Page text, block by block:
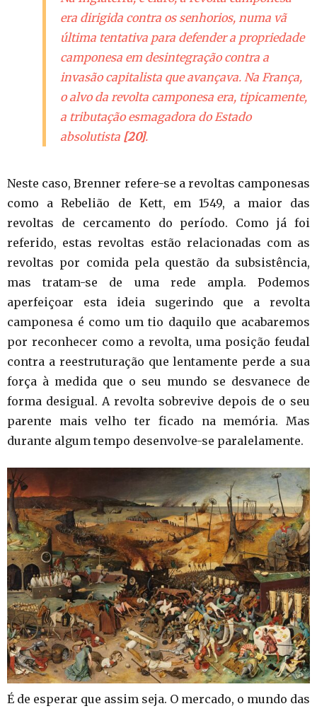
era dirigida contra os senhorios, numa vã
última tentativa para defender a propriedade
camponesa em desintegração contra a
invasão capitalista que avançava. Na França,
o alvo da revolta camponesa era, tipicamente,
a tributação esmagadora do Estado
absolutista [20].
Neste caso, Brenner refere-se a revoltas camponesas
como a Rebelião de Kett, em 1549, a maior das
revoltas de cercamento do período. Como já foi
referido, estas revoltas estão relacionadas com as
revoltas por comida pela questão da subsistência,
mas tratam-se de uma rede ampla. Podemos
aperfeiçoar esta ideia sugerindo que a revolta
camponesa é como um tio daquilo que acabaremos
por reconhecer como a revolta, uma posição feudal
contra a reestruturação que lentamente perde a sua
força à medida que o seu mundo se desvanece de
forma desigual. A revolta sobrevive depois de o seu
parente mais velho ter ficado na memória. Mas
durante algum tempo desenvolve-se paralelamente.
É de esperar que assim seja. O mercado, o mundo das